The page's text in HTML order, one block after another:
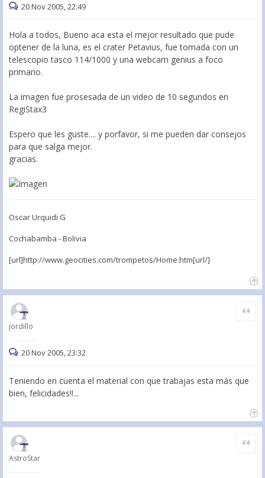
20 Nov 2005, 22:49
Hola a todos, Bueno aca esta el mejor resultado que pude
optener de la luna, es el crater Petavius, fue tomada con un
telescopio tasco 114/1000 y una webcam genius a foco
primario.
La imagen fue prosesada de un video de 10 segundos en
RegiStax3
Espero que les guste.... y porfavor, si me pueden dar consejos
para que salga mejor.
gracias.
Oscar Urquidi G
Cochabamba - Bolivia
[url]http://www.geocities.com/trompetos/Home.htm[url/]
jordillo
Citar
20 Nov 2005, 23:32
Teniendo en cuenta el material con que trabajas esta más que
bien, felicidades!!...
AstroStar
Citar